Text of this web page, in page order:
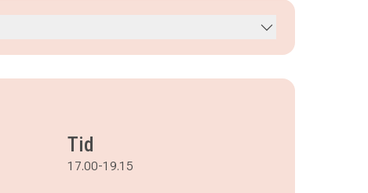
Tid
17.00-19.15